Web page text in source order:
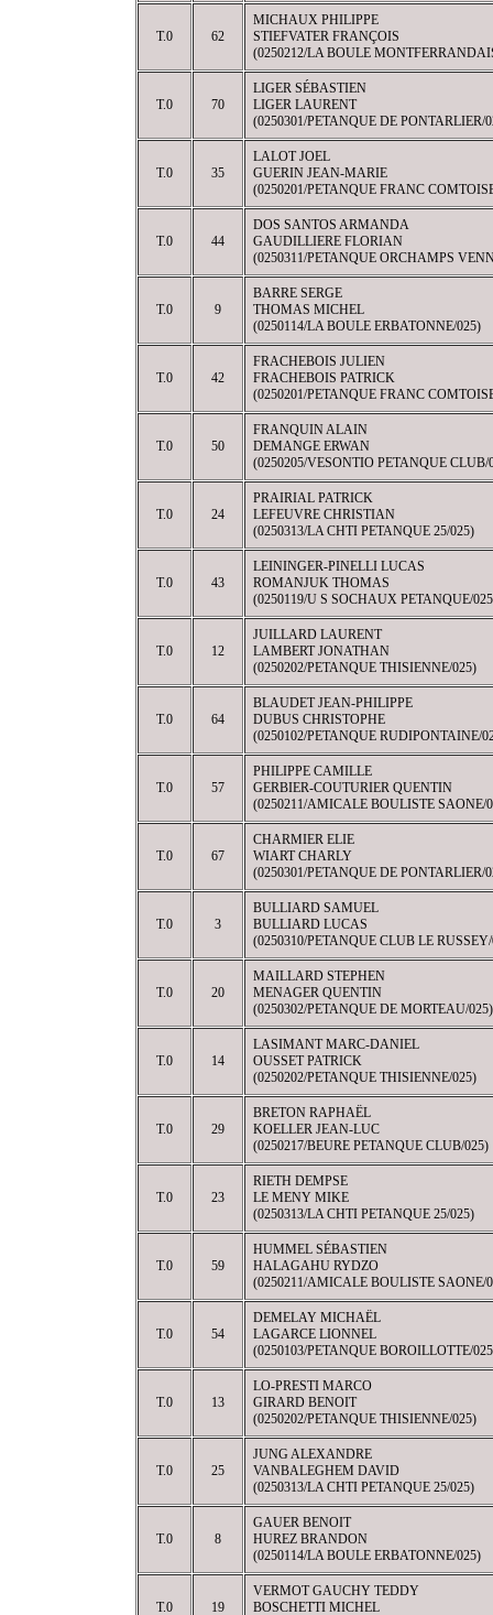
T.0 62
MICHAUX PHILIPPE
STIEFVATER FRANÇOIS
(0250212/LA BOULE
T.0 70
LIGER SÉBASTIEN
LIGER LAURENT
(0250301/PETANQUE DE PONTARLIER/
T.0 35
LALOT JOEL
GUERIN JEAN-MARIE
(0250201/PETANQUE FRANC
T.0 44
DOS SANTOS ARMANDA
GAUDILLIERE FLORIAN
(0250311/PETANQUE ORCHAMPS
T.0 9
BARRE SERGE
THOMAS MICHEL
(0250114/LA BOULE ERBATONNE/025)
T.0 42
FRACHEBOIS JULIEN
FRACHEBOIS PATRICK
(0250201/PETANQUE FRANC
T.0 50
FRANQUIN ALAIN
DEMANGE ERWAN
(0250205/VESONTIO PETANQUE CLUB/
T.0 24
PRAIRIAL PATRICK
LEFEUVRE CHRISTIAN
(0250313/LA CHTI PETANQUE 25/025)
T.0 43
LEININGER-PINELLI LUCAS
ROMANJUK THOMAS
(0250119/U S SOCHAUX PETANQUE/
T.0 12
JUILLARD LAURENT
LAMBERT JONATHAN
(0250202/PETANQUE THISIENNE/025)
T.0 64
BLAUDET JEAN-PHILIPPE
DUBUS CHRISTOPHE
(0250102/PETANQUE RUDIPONTAINE/
T.0 57
PHILIPPE CAMILLE
GERBIER-COUTURIER QUENTIN
(0250211/AMICALE BOULISTE SAONE/
T.0 67
CHARMIER ELIE
WIART CHARLY
(0250301/PETANQUE DE PONTARLIER/
T.0 3
BULLIARD SAMUEL
BULLIARD LUCAS
(0250310/PETANQUE CLUB LE
T.0 20
MAILLARD STEPHEN
MENAGER QUENTIN
(0250302/PETANQUE DE MORTEAU/025)
T.0 14
LASIMANT MARC-DANIEL
OUSSET PATRICK
(0250202/PETANQUE THISIENNE/025)
T.0 29
BRETON RAPHAËL
KOELLER JEAN-LUC
(0250217/BEURE PETANQUE CLUB/025)
T.0 23
RIETH DEMPSE
LE MENY MIKE
(0250313/LA CHTI PETANQUE 25/025)
T.0 59
HUMMEL SÉBASTIEN
HALAGAHU RYDZO
(0250211/AMICALE BOULISTE SAONE/
T.0 54
DEMELAY MICHAËL
LAGARCE LIONNEL
(0250103/PETANQUE BOROILLOTTE/
T.0 13
LO-PRESTI MARCO
GIRARD BENOIT
(0250202/PETANQUE THISIENNE/025)
T.0 25
JUNG ALEXANDRE
VANBALEGHEM DAVID
(0250313/LA CHTI PETANQUE 25/025)
T.0 8
GAUER BENOIT
HUREZ BRANDON
(0250114/LA BOULE ERBATONNE/025)
T.0 19
VERMOT GAUCHY TEDDY
BOSCHETTI MICHEL